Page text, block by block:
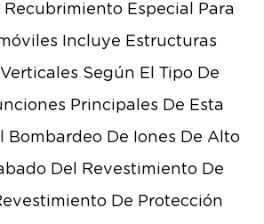
Especial Para
Incluye Estructuras
Según El Tipo De
Principales De Esta
Bombardeo De Iones De Alto
Del Revestimiento De
De Protección